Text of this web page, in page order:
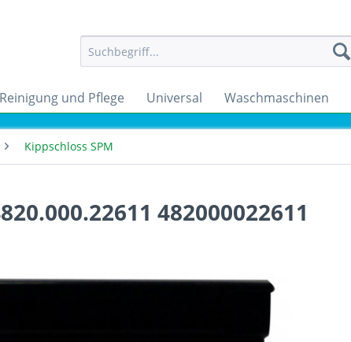
Reinigung und Pflege Universal Waschmaschinen
Kippschloss SPM
482000022611